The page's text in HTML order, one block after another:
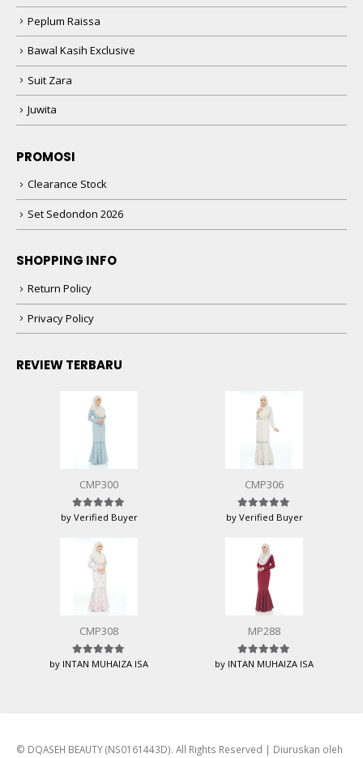
Peplum Raissa
Bawal Kasih Exclusive
Suit Zara
Juwita
PROMOSI
Clearance Stock
Set Sedondon 2026
SHOPPING INFO
Return Policy
Privacy Policy
REVIEW TERBARU
CMP300
Rated5 out of 5
by Verified Buyer
CMP306
Rated5 out of 5
by Verified Buyer
CMP308
Rated5out of 5
by INTAN MUHAIZA ISA
MP288
Rated5out of 5
by INTAN MUHAIZA ISA
© DQASEH BEAUTY (NS0161443D). All Rights Reserved | Diuruskan oleh